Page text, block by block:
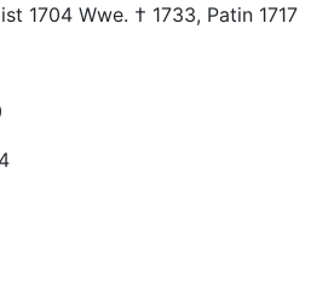
1704 Wwe. † 1733, Patin 1717